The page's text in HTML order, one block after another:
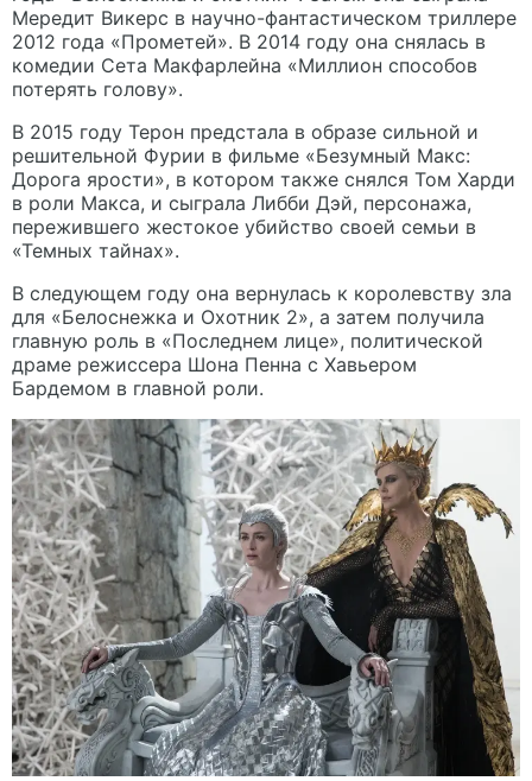
Мередит Викерс в научно-фантастическом триллере
2012 года «Прометей». В 2014 году она снялась в
комедии Сета Макфарлейна «Миллион способов
потерять голову».
В 2015 году Терон предстала в образе сильной и
решительной Фурии в фильме «Безумный Макс:
Дорога ярости», в котором также снялся Том Харди
в роли Макса, и сыграла Либби Дэй, персонажа,
пережившего жестокое убийство своей семьи в
«Темных тайнах».
В следующем году она вернулась к королевству зла
для «Белоснежка и Охотник 2», а затем получила
главную роль в «Последнем лице», политической
драме режиссера Шона Пенна с Хавьером
Бардемом в главной роли.